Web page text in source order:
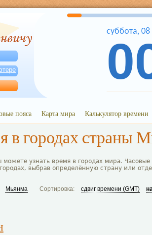
суббота, 08
пояса Карта мира Калькулятор времени
в городах страны
можете узнать время в городах мира.
выбрав определённую страну или
Мьянма Сортировка: сдвиг времени (GMT)